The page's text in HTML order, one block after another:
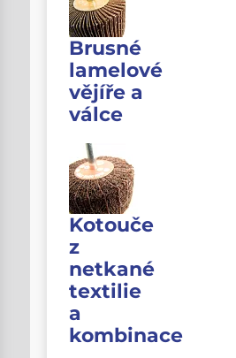
Brusné
lamelové
vějíře a
válce
Kotouče
z
netkané
textilie
a
kombinace